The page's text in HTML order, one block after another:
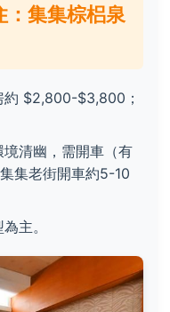
：集集棕梠泉
約 $2,800-$3,800；
清幽，需開車（有
集老街開車約5-10
主。